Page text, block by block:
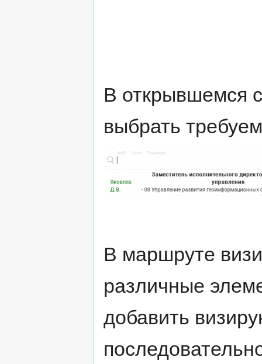
В открывшемся
выбрать
В маршруте
различные
добавить